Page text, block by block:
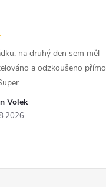
Volek
na druhý den sem měl
a odzkoušeno